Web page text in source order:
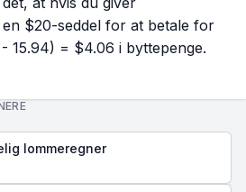
en $20-seddel for at betale for
15.94) = $4.06 i byttepenge.
lommeregner